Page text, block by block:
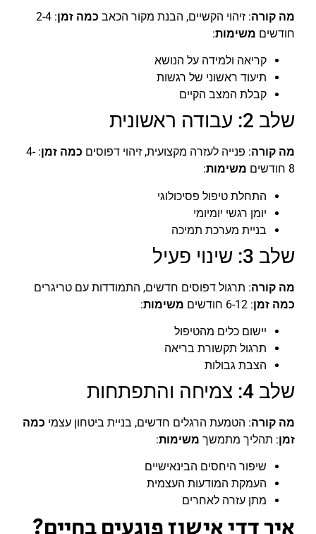
מה קורה: זיהוי הקשיים, הבנת מקור הכאב כמה זמן : 2-4
חודשים משימות:
קריאה ולמידה על הנושא
תיעוד ראשוני של רגשות
קבלת המצב הקיים
שלב 2: עבודה ראשונית
מה קורה: פנייה לעזרה מקצועית, זיהוי דפוסים כמה זמן : 4-
8 חודשים
משימות:
התחלת טיפול פסיכולוגי
יומן רגשי יומיומי
בניית מערכת תמיכה
שלב 3: שינוי פעיל
מה קורה: תרגול דפוסים חדשים, התמודדות עם טריגרים
כמה זמן: 6-12 חודשים משימות:
יישום כלים מהטיפול
תרגול תקשורת בריאה
הצבת גבולות
שלב 4: צמיחה והתפתחות
מה קורה: הטמעת הרגלים חדשים, בניית ביטחון עצמי כמה
זמן: תהליך מתמשך משימות:
שיפור היחסים הבינאישיים
העמקת המודעות העצמית
מתן עזרה לאחרים